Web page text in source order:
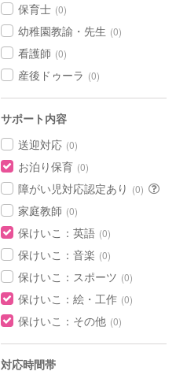
保育士 (0)
幼稚園教諭・先生 (0)
看護師 (0)
産後ドゥーラ (0)
サポート内容
送迎対応 (0)
お泊り保育 (0)
障がい児対応認定あり (0)
家庭教師 (0)
保けいこ：英語 (0)
保けいこ：音楽 (0)
保けいこ：スポーツ (0)
保けいこ：絵・工作 (0)
保けいこ：その他 (0)
対応時間帯